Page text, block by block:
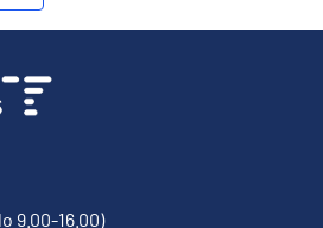
9.00-16.00)